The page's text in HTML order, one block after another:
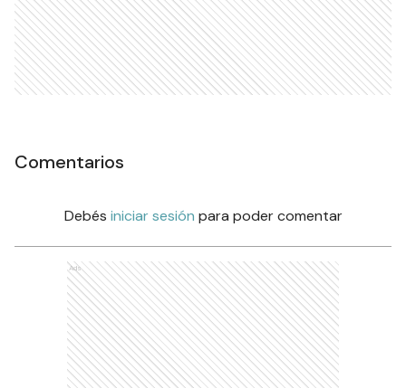
Comentarios
Debés iniciar sesión para poder comentar
Ads